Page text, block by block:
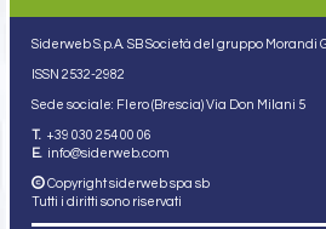
Siderweb S.p.A. SB Società del gruppo Morandi
ISSN 2532-2982
Sede sociale: Flero (Brescia) Via Don Milani 5
T. +39 030 254 00 06
E. info@siderweb.com
Copyright siderweb spa sb
Tutti i diritti sono riservati